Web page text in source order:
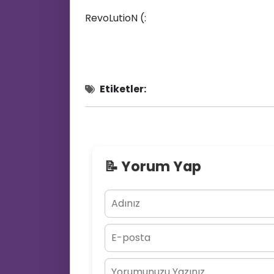
RevoLutioN (:
Etiketler:
📝 Yorum Yap